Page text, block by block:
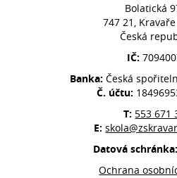
Bolatická
747 21,
Česká
IČ:
Banka:Česká
Č. účtu:
T: 553 671
E:
Datová schránka:
Ochrana